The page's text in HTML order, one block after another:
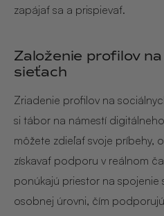
zapájať sa a prispievať.
Založenie profilov
sieťach
Zriadenie profilov na
si tábor na námestí
môžete zdieľať svoje príbehy,
získavať podporu v reálnom
ponúkajú priestor na spojenie
osobnej úrovni, čím